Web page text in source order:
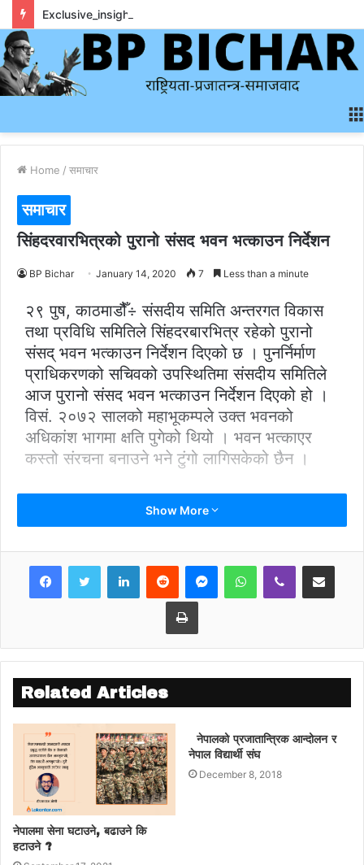
Home / समाचार
समाचार
सिंहदरवारभित्रको पुरानो संसद भवन भत्काउन निर्देशन
BP Bichar January 14, 2020 7 Less than a minute
२९ पुष, काठमाडौैँ÷ संसदीय समिति अन्तरगत विकास
तथा प्रविधि समितिले सिंहदरबारभित्र रहेको पुरानो
संसद् भवन भत्काउन निर्देशन दिएको छ । पुनर्निर्माण
प्राधिकरणको सचिवको उपस्थितिमा संसदीय समितिले
आज पुरानो संसद भवन भत्काउन निर्देशन दिएको हो ।
विसं. २०७२ सालको महाभूकम्पले उक्त भवनको
अधिकांश भागमा क्षति पुगेको थियो । भवन भत्काएर
कस्तो संरचना बनाउने भने टुंगो लागिसकेको छैन ।
Show More
LinkedInReddit MessengerWhatsAppViber Share via Email
Print
Related Articles
नेपालमा सेना घटाउने, बढाउने कि
हटाउने ?
नेपालको प्रजातान्त्रिक आन्दोलन र
नेपाल विद्यार्थी संघ
December 8, 2018